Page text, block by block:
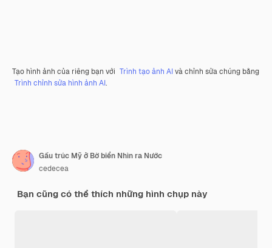
Tạo hình ảnh của riêng bạn với Trình tạo ảnh AIvà chỉnh sửa chúng bằng
Trình chỉnh sửa hình ảnh AI.
Gấu trúc Mỹ ở Bờ biển Nhìn ra Nước
cedecea
Bạn cũng có thể thích những hình chụp này